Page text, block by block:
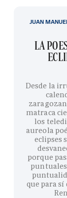
LA
Desde la
matraca
los
aureola
eclipses
porque
que para sí
JUAN